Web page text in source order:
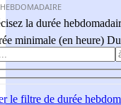
la durée
minimale (en heure)
le filtre de durée